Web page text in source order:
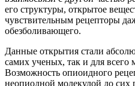
его структуры, открытое
чувствительным рецепторы
обезболивающего.
Данные открытия стали
самих ученых, так и для всего
Возможность опиоидного
неопиодной молекулой до сих